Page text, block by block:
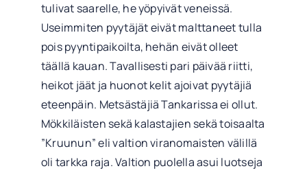
tulivat saarelle, he yöpyivät veneissä.
Useimmiten pyytäjät eivät malttaneet tulla
pois pyyntipaikoilta, hehän eivät olleet
täällä kauan. Tavallisesti pari päivää riitti,
heikot jäät ja huonot kelit ajoivat pyytäjiä
eteenpäin. Metsästäjiä Tankarissa ei ollut.
Mökkiläisten sekä kalastajien sekä toisaalta
”Kruunun” eli valtion viranomaisten välillä
oli tarkka raja. Valtion puolella asui luotseja